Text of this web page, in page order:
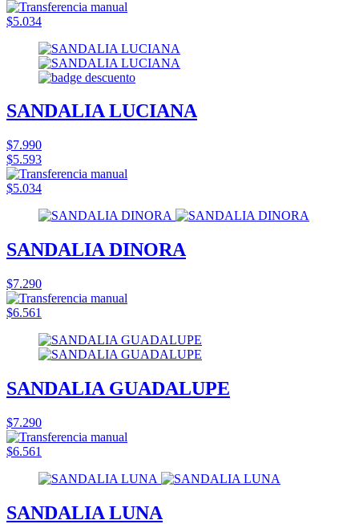
$5.034
SANDALIA LUCIANA
$7.990
$5.593
$5.034
SANDALIA DINORA
$7.290
$6.561
SANDALIA GUADALUPE
$7.290
$6.561
SANDALIA LUNA